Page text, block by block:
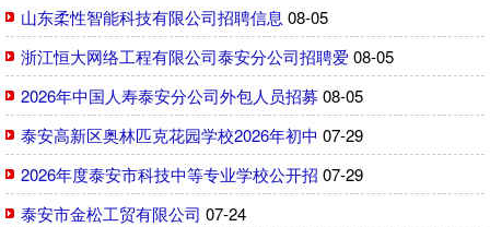
山东柔性智能科技有限公司招聘信息 08-05
浙江恒大网络工程有限公司泰安分公司招聘爱08-05
2026年中国人寿泰安分公司外包人员招募 08-05
泰安高新区奥林匹克花园学校2026年初中 07-29
2026年度泰安市科技中等专业学校公开招 07-29
泰安市金松工贸有限公司 07-24